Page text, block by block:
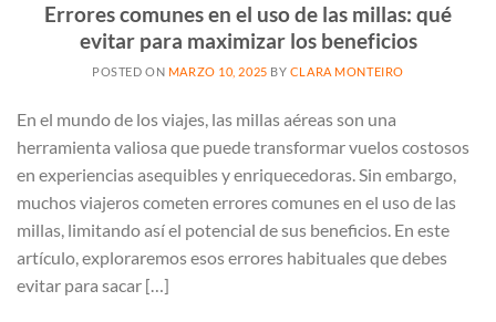
Errores comunes en el uso de las millas: qué
evitar para maximizar los beneficios
POSTED ON MARZO 10, 2025 BY CLARA MONTEIRO
En el mundo de los viajes, las millas aéreas son una
herramienta valiosa que puede transformar vuelos costosos
en experiencias asequibles y enriquecedoras. Sin embargo,
muchos viajeros cometen errores comunes en el uso de las
millas, limitando así el potencial de sus beneficios. En este
artículo, exploraremos esos errores habituales que debes
evitar para sacar […]